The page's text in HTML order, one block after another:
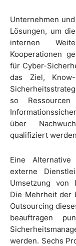
Unternehmen
Lösungen, um
internen
Kooperationen
für Cyber-
das Ziel,
so
über
qualifiziert
Eine
externe
Umsetzung von
Die Mehrheit der
Outsourcing
beauftragen
werden. Sechs